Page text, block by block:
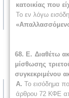
κατοικίας που
Το εν λόγω
68. Ε. Διαθέτω
μίσθωσης
συγκεκριμένου
Α. Το εισόδημα
άρθρου 72 ΚΦΕ